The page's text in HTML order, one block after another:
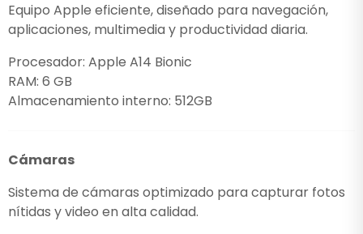
Equipo Apple eficiente, diseñado para navegación,
aplicaciones, multimedia y productividad diaria.
Procesador: Apple A14 Bionic
RAM: 6 GB
Almacenamiento interno: 512GB
Cámaras
Sistema de cámaras optimizado para capturar fotos
nítidas y video en alta calidad.